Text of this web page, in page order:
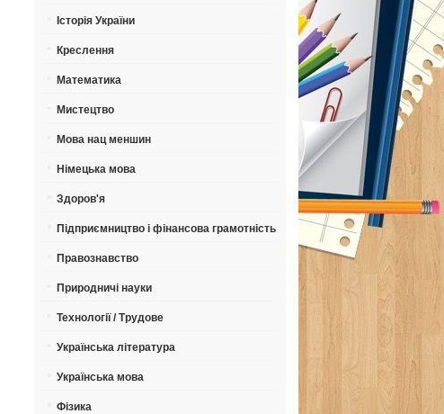
Історія України
Креслення
Математика
Мистецтво
Мова нац меншин
Німецька мова
Здоров'я
Підприємництво і фінансова грамотність
Правознавство
Природничі науки
Технології / Трудове
Українська література
Українська мова
Фізика